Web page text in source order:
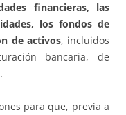
financieras, las
los fondos de
de activos, incluidos
bancaria, de
para que, previa a